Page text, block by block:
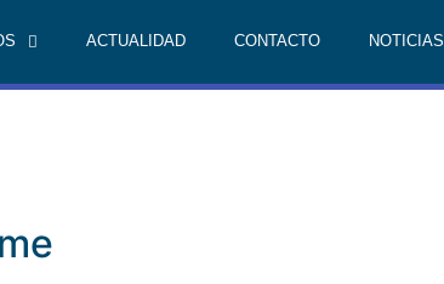
ACTUALIDAD CONTACTO NOTICIAS